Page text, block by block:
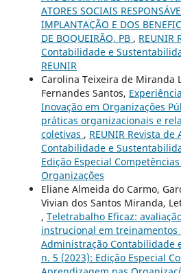
ATORES SOCIAIS
IMPLANTAÇÃO E DOS
DE BOQUEIRÃO, PB , REUNIR
Contabilidade e
REUNIR
Carolina Teixeira de Miranda
Fernandes Santos,
Inovação em Organizações
práticas organizacionais e
coletivas , REUNIR Revista
Contabilidade e
Edição Especial
Organizações
Eliane Almeida do Carmo,
Vivian dos Santos Miranda,
, Teletrabalho Eficaz:
instrucional em treinamentos
Administração Contabilidade
n. 5 (2023): Edição Especial